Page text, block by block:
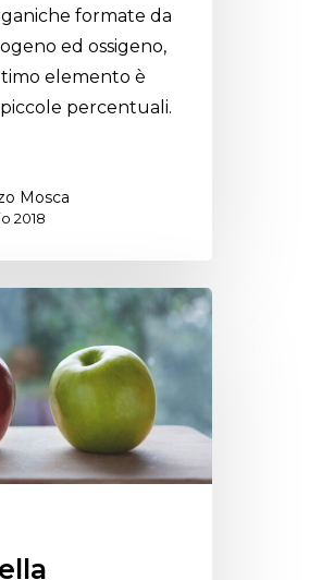
formate da
ed ossigeno,
elemento è
percentuali.
Mosca
2018